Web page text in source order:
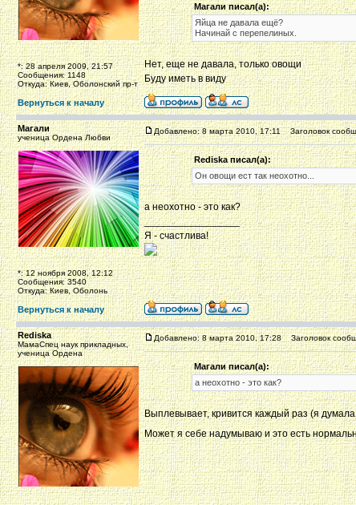
*: 28 апреля 2009, 21:57
Сообщения: 1148
Откуда: Киев, Оболонский пр-т
Магали писал(а):
Яйца не давала ещё?
Начинай с перепелиных.
Нет, еще не давала, только овощи
Буду иметь в виду
Вернуться к началу
Магали
ученица Ордена Любви
*: 12 ноября 2008, 12:12
Сообщения: 3540
Откуда: Киев, Оболонь
Добавлено: 8 марта 2010, 17:11 Заголовок
Rediska писал(а):
Он овощи ест так неохотно...
а неохотно - это как?
_________________
Я - счастлива!
Вернуться к началу
Rediska
МамаСпец наук прикладных,
ученица Ордена
Добавлено: 8 марта 2010, 17:28 Заголовок
Магали писал(а):
а неохотно - это как?
Выплевывает, кривится каждый раз (я
Может я себе надумываю и это есть